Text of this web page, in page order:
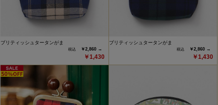
ブリティッシュタータンがま
￥2,860 →
￥1,430
ブリティッシュタータンがま
￥2,860 →
￥1,430